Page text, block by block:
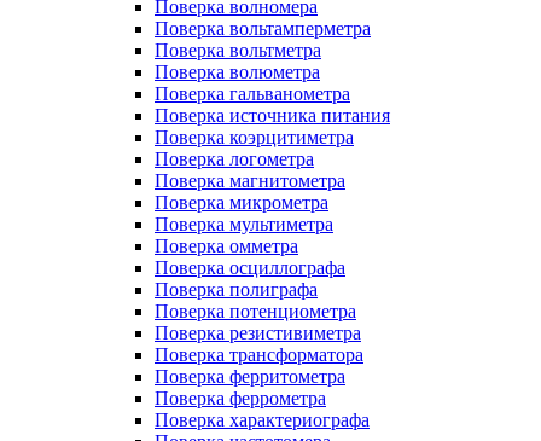
Поверка волномера
Поверка вольтамперметра
Поверка вольтметра
Поверка волюметра
Поверка гальванометра
Поверка источника питания
Поверка коэрцитиметра
Поверка логометра
Поверка магнитометра
Поверка микрометра
Поверка мультиметра
Поверка омметра
Поверка осциллографа
Поверка полиграфа
Поверка потенциометра
Поверка резистивиметра
Поверка трансформатора
Поверка ферритометра
Поверка феррометра
Поверка характериографа